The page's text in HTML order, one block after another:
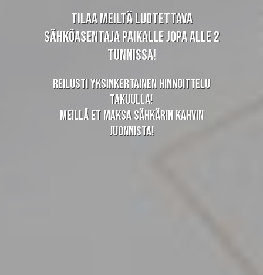
Tilaa meiltä luotettava
sähköasentaja paikalle jopa alle 2
tunnissa!
Reilusti yksinkertainen hinnoittelu
takuulla!
Meillä et maksa sähkärin kahvin
juonnista!